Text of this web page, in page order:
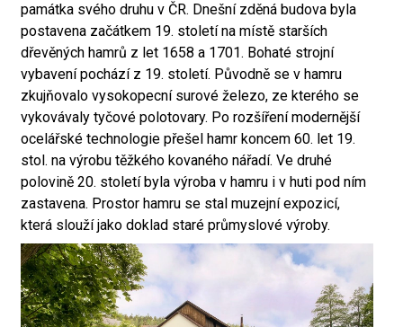
památka svého druhu v ČR. Dnešní zděná budova byla
postavena začátkem 19. století na místě starších
dřevěných hamrů z let 1658 a 1701. Bohaté strojní
vybavení pochází z 19. století. Původně se v hamru
zkujňovalo vysokopecní surové železo, ze kterého se
vykovávaly tyčové polotovary. Po rozšíření modernější
ocelářské technologie přešel hamr koncem 60. let 19.
stol. na výrobu těžkého kovaného nářadí. Ve druhé
polovině 20. století byla výroba v hamru i v huti pod ním
zastavena. Prostor hamru se stal muzejní expozicí,
která slouží jako doklad staré průmyslové výroby.